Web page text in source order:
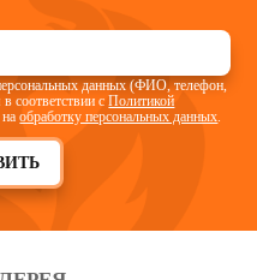
данных (ФИО, телефон,
соответствии сПолитикой
наобработку персональных данных